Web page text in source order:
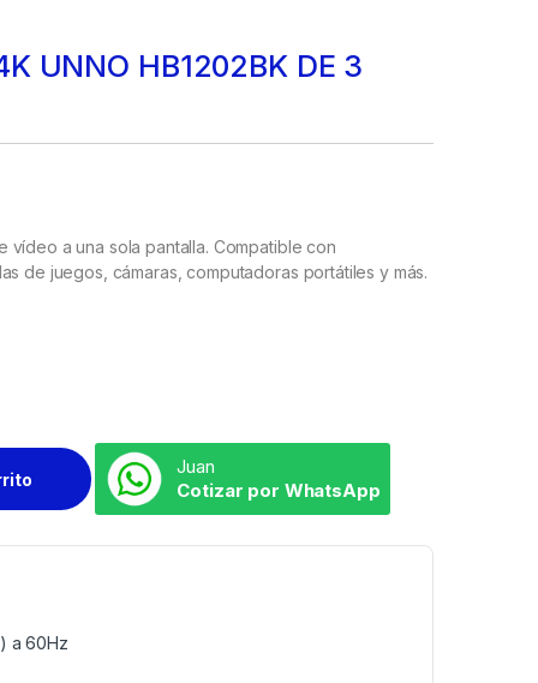
UNNO HB1202BK DE 3
a una sola pantalla. Compatible con
de juegos, cámaras, computadoras portátiles y más.
Juan
Cotizar por WhatsApp
a 60Hz